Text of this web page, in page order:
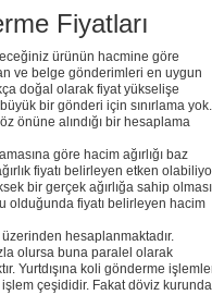
Fiyatları
ürünün hacmine göre
ve belge gönderimleri en uygun
doğal olarak fiyat yükselişe
bir gönderi için sınırlama yok.
önüne alındığı bir hesaplama
göre hacim ağırlığı baz
fiyatı belirleyen etken
bir gerçek ağırlığa sahip olması
olduğunda fiyatı belirleyen hacim
hesaplanmaktadır.
olursa buna paralel olarak
Yurtdışına koli gönderme
çeşididir. Fakat döviz kurunda